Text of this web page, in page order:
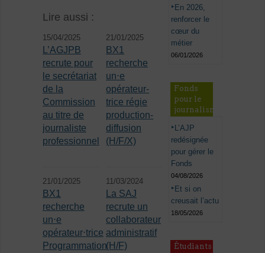
Lire aussi :
15/04/2025
L’AGJPB
recrute pour
le secrétariat
de la
Commission
au titre de
journaliste
professionnel
21/01/2025
BX1
recherche
un⋅e
opérateur-
trice régie
production-
diffusion
(H/F/X)
21/01/2025
BX1
recherche
un⋅e
opérateur⋅trice
Programmation
11/03/2024
La SAJ
recrute un
collaborateur
administratif
(H/F)
En 2026,
renforcer le
cœur du
métier
06/01/2026
Fonds
pour le
journalisme
L’AJP
redésignée
pour gérer le
Fonds
04/08/2026
Et si on
creusait l’actu
18/05/2026
Étudiants